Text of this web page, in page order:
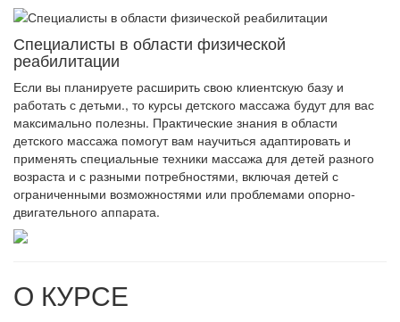
Специалисты в области физической
реабилитации
Если вы планируете расширить свою клиентскую базу и
работать с детьми., то курсы детского массажа будут для вас
максимально полезны. Практические знания в области
детского массажа помогут вам научиться адаптировать и
применять специальные техники массажа для детей разного
возраста и с разными потребностями, включая детей с
ограниченными возможностями или проблемами опорно-
двигательного аппарата.
О КУРСЕ